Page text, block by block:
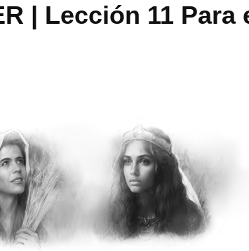
| Lección 11